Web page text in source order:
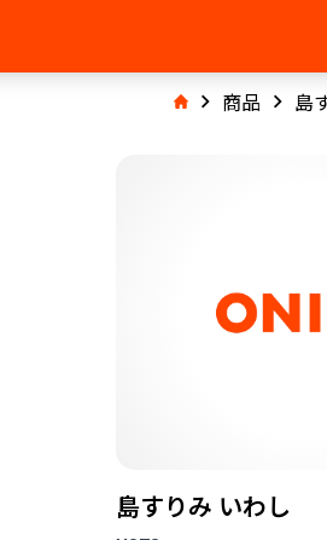
商品 島
島すりみ いわし